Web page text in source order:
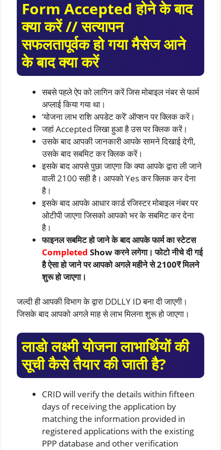
Form Accepted होने के बाद
क्या करें // सत्यापन
सफलतापूर्वक हो गया मैसेज आने
के बाद क्या करें
सबसे पहले ऐप को लागिन करें जिस मोबाइल नंबर से फार्म
अप्लाई किया गया था।
‘योजना लाभ राशि अपडेट करें’ ऑप्शन पर क्लिक करें।
जहां Accepted लिखा हुआ है उस पर क्लिक करें।
उसके बाद आपकी जानकारी आपके सामने दिखाई देगी,
उसके बाद सबमिट कर क्लिक करें।
इसके बाद आपसे पुछा जाएगा कि क्या आपके द्वारा ली जाने
वाली 2100 सही है। आपको Yes कर क्लिक कर देना
है।
इसके बाद आपके आधार कार्ड रजिस्टर मोबाइल नंबर पर
ओटीपी जाएगा जिसको आपको भर के सबमिट कर देना
है।
फाइनल सबमिट हो जाने के बाद आपके फार्म का स्टेटस
Completed Show करने लगेगा। फोटो नीचे दी गई
है ऐसा हो जाने पर आपको अगले महीने से 2100₹ मिलने
शुरू हो जाएगा।
जल्दी ही आपकी विभाग के द्वारा DDLLY ID बना दी जाएगी।
जिसके बाद आपको अगले माह से लाभ मिलना शुरू हो जाएगा।
लाडो लक्ष्मी योजना लाभार्थियों की
सूची कैसे तैयार की जाती है?
CRID will verify the details within fifteen
days of receiving the application by
matching the information provided in
registered applications with the existing
PPP database and other verification